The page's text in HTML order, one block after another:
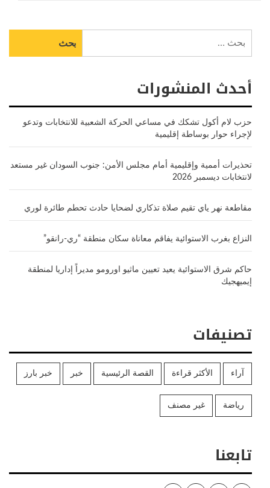
عن:
أحدث المنشورات
حزب لام أكول تشكك في مساعي الحركة الشعبية للانتخابات وتدعو
لإجراء حوار بوساطة إقليمية
تحذيرات أممية وإقليمية أمام مجلس الأمن: جنوب السودان غير مستعد
لانتخابات ديسمبر 2026
مقاطعة نهر ياي تقيم صلاة تذكاري لضحايا حادث تحطم طائرة لوري
النزاع بغرب الاستوائية يفاقم معاناة سكان منطقة “ري-رانقو”
حاكم شرق الاستوائية يعيد تعيين ماثيو اورومو مديراً إداريا لمنطقة
إيميهجيك
تصنيفات
آراء الأكثر قراءة القصة الرئيسية خبر خبر بارز
رياضة غير مصنف
تابعنا